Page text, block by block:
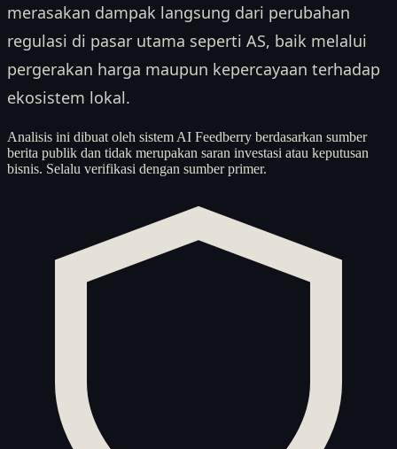
merasakan dampak langsung dari perubahan
regulasi di pasar utama seperti AS, baik melalui
pergerakan harga maupun kepercayaan terhadap
ekosistem lokal.
Analisis ini dibuat oleh sistem AI Feedberry berdasarkan sumber
berita publik dan tidak merupakan saran investasi atau keputusan
bisnis. Selalu verifikasi dengan sumber primer.